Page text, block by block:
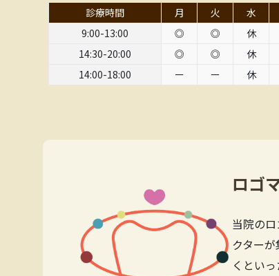
診療時間 月 火 水
9:00-13:00
◎ ◎ 休
14:30-20:00
◎ ◎ 休
14:00-18:00
ー ー 休
ロゴ
当院の
クター
くとい